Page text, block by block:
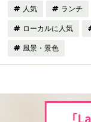
人気 ランチ
ローカルに人気
風景・景色